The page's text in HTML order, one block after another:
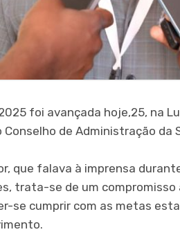
foi avançada hoje,25, na
de Administração da
que falava à imprensa
trata-se de um compromisso
se cumprir com as metas